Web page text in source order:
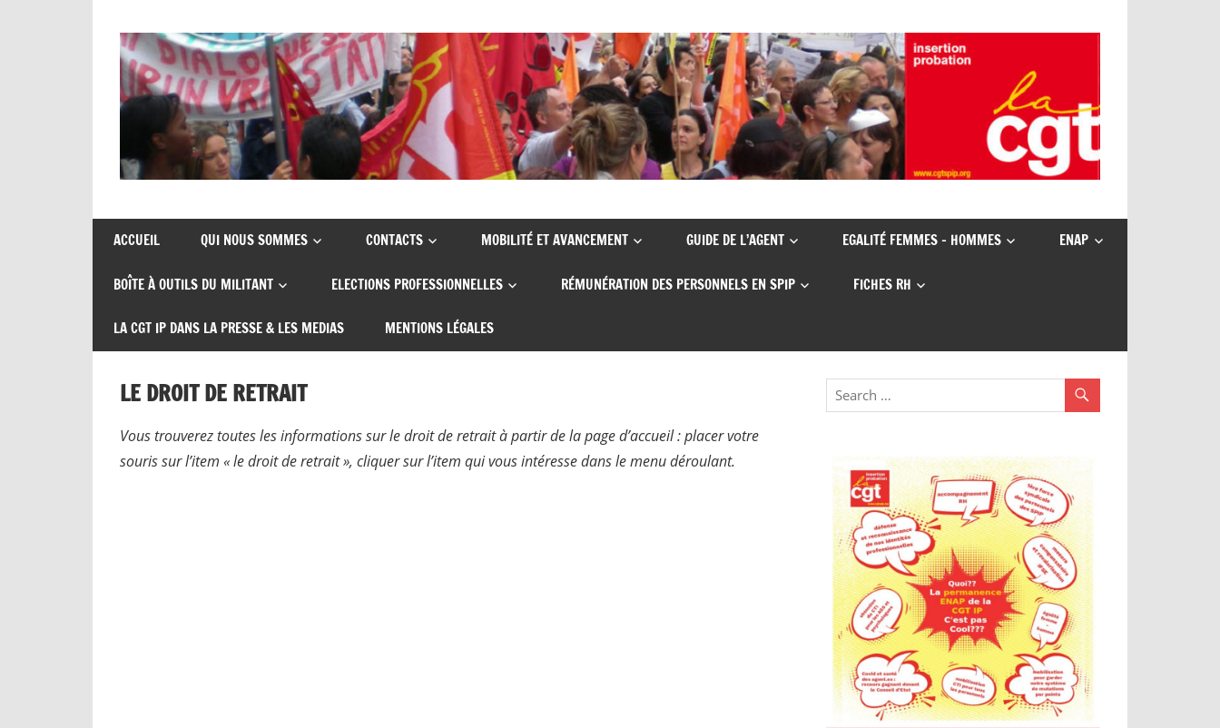
content
CGT
insertion
probation
de
syndicats
insertion
ACCUEIL QUI NOUS SOMMES CONTACTS MOBILITÉ ET AVANCEMENT GUIDE DE L’AGENT EGALITÉ FEMMES – HOMMES ENAP
BOÎTE À OUTILS DU MILITANT ELECTIONS PROFESSIONNELLES RÉMUNÉRATION DES PERSONNELS EN SPIP FICHES RH
LA CGT IP DANS LA PRESSE & LES MEDIAS MENTIONS LÉGALES
LE DROIT DE RETRAIT
Vous trouverez toutes les informations sur le droit de retrait à partir de la page d’accueil : placer votre
souris sur l’item « le droit de retrait », cliquer sur l’item qui vous intéresse dans le menu déroulant.